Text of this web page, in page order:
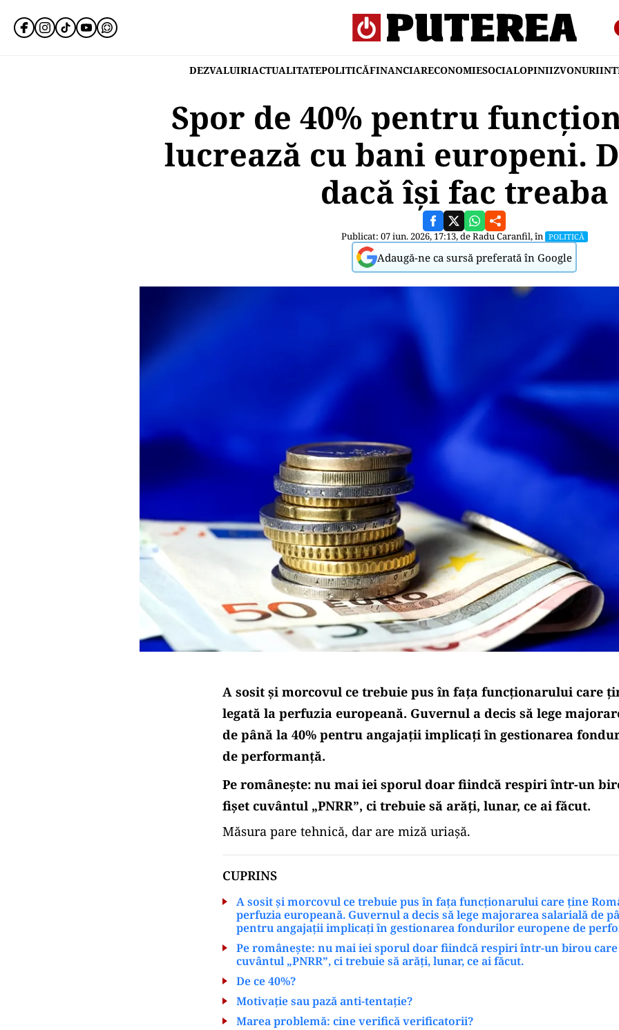
DEZVALUIRIACTUALITATEPOLITICĂFINANCIARECONOMIESOCIALOPINIIZVONURI
Spor de 40% pentru
lucrează cu bani europeni.
dacă își fac treaba
Publicat: 07 iun. 2026, 17:13, deRadu Caranfil, în POLITICĂ
Adaugă-ne ca sursă preferată în Google
A sosit și morcovul ce trebuie pus în fața funcționarului care
legată la perfuzia europeană. Guvernul a decis să lege
de până la 40% pentru angajații implicați în gestionarea
de performanță.
Pe românește: nu mai iei sporul doar fiindcă respiri într-un
fișet cuvântul „PNRR”, ci trebuie să arăți, lunar, ce ai făcut.
Măsura pare tehnică, dar are miză uriașă.
CUPRINS
A sosit și morcovul ce trebuie pus în fața funcționarului care ține
perfuzia europeană. Guvernul a decis să lege majorarea salarială de
pentru angajații implicați în gestionarea fondurilor europene de
Pe românește: nu mai iei sporul doar fiindcă respiri într-un birou
cuvântul „PNRR”, ci trebuie să arăți, lunar, ce ai făcut.
De ce 40%?
Motivație sau pază anti-tentație?
Marea problemă: cine verifică verificatorii?